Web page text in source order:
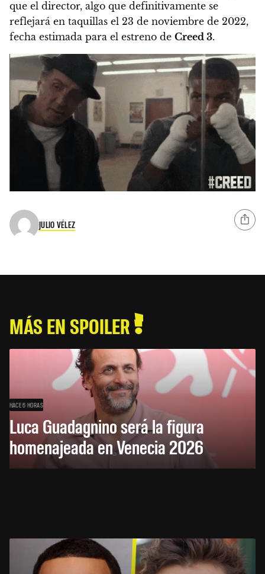
que el director, algo que definitivamente se
reflejará en taquillas el 23 de noviembre de 2022,
fecha estimada para el estreno de Creed 3.
JULIO VÉLEZ
MÁS EN SPOILER
HACE 6 HORAS
Luca Guadagnino será la figura
homenajeada en Venecia 2026